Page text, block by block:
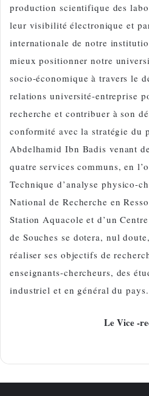
production scientifique des
leur visibilité électronique et
internationale de notre
mieux positionner notre
socio-économique à travers le
relations université-entreprise
recherche et contribuer à son
conformité avec la stratégie du
Abdelhamid Ibn Badis venant
quatre services communs, en
Technique d’analyse physico-
National de Recherche en
Station Aquacole et d’un
de Souches se dotera, nul
réaliser ses objectifs de
enseignants-chercheurs, des
industriel et en général du pays.
Le Vice -